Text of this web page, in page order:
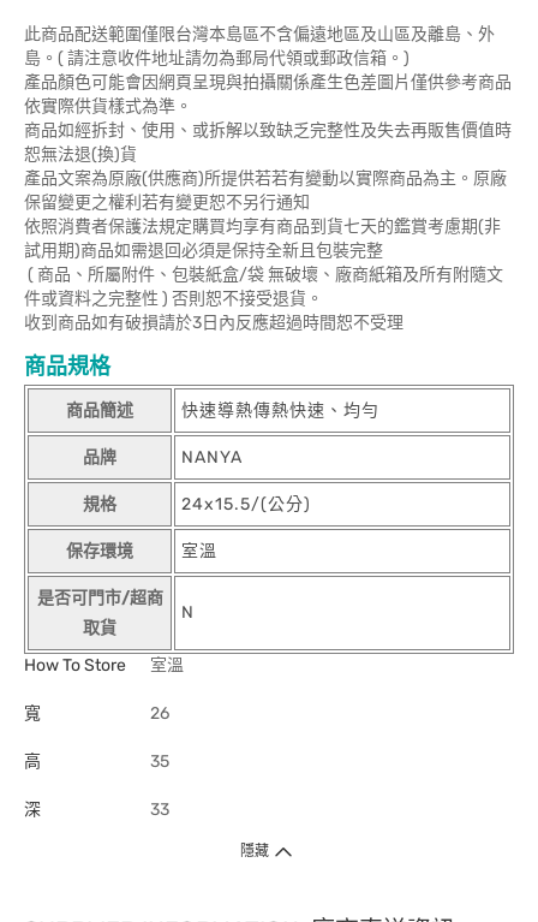
此商品配送範圍僅限台灣本島區不含偏遠地區及山區及離島、外
島。( 請注意收件地址請勿為郵局代領或郵政信箱。)
產品顏色可能會因網頁呈現與拍攝關係產生色差圖片僅供參考商品
依實際供貨樣式為準。
商品如經拆封、使用、或拆解以致缺乏完整性及失去再販售價值時
恕無法退(換)貨
產品文案為原廠(供應商)所提供若若有變動以實際商品為主。原廠
保留變更之權利若有變更恕不另行通知
依照消費者保護法規定購買均享有商品到貨七天的鑑賞考慮期(非
試用期)商品如需退回必須是保持全新且包裝完整
( 商品、所屬附件、包裝紙盒/袋 無破壞、廠商紙箱及所有附隨文
件或資料之完整性 ) 否則恕不接受退貨。
收到商品如有破損請於3日內反應超過時間恕不受理
商品規格
商品簡述 快速導熱傳熱快速、均勻
品牌 NANYA
規格 24x15.5/(公分)
保存環境 室溫
是否可門市/超商
取貨
N
How To Store 室溫
寬 26
高 35
深 33
隱藏